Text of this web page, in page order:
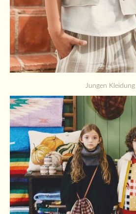
Jungen Kleidung